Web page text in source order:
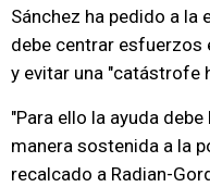
Sánchez ha pedido a la
debe centrar esfuerzos
y evitar una "catástrofe
"Para ello la ayuda
manera sostenida a la
recalcado a Radian-